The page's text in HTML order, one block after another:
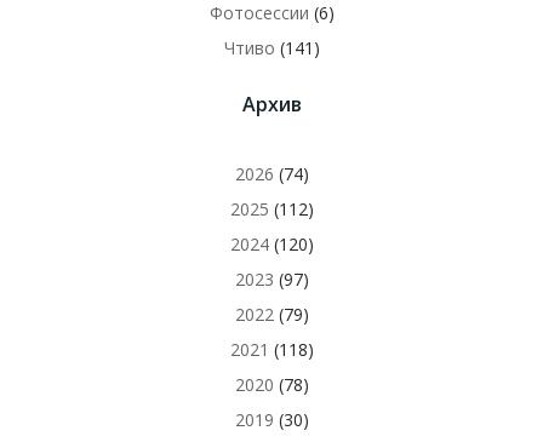
Фотосессии (6)
Чтиво (141)
Архив
2026 (74)
2025 (112)
2024(120)
2023 (97)
2022(79)
2021 (118)
2020 (78)
2019 (30)